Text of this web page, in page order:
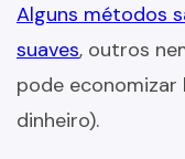
Alguns métodos
suaves, outros
pode
dinheiro).